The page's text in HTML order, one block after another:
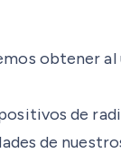
obtener
de
de